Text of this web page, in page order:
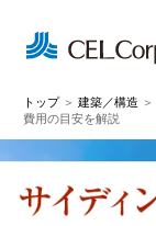
トップ ＞ 建築／構造 ＞
費用の目安を解説